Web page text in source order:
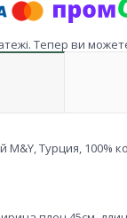
Тепер ви
Турция, 100%